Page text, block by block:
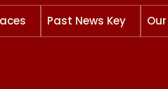
Past News Key